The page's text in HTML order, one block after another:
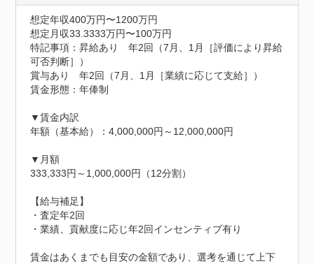
想定年収400万円〜1200万円
想定月収33.3333万円〜100万円
特記事項：昇給あり　年2回（7月、1月［評価により昇給
可否判断］）
賞与あり　年2回（7月、1月［業績に応じて支給］）
賃金形態：年俸制
▼賃金内訳
年額（基本給）：4,000,000円～12,000,000円
▼月額
333,333円～1,000,000円（12分割）
【給与補足】
・査定年2回
・業績、貢献度に応じ年2回インセンティブ有り
賃金はあくまでも目安の金額であり、選考を通じて上下